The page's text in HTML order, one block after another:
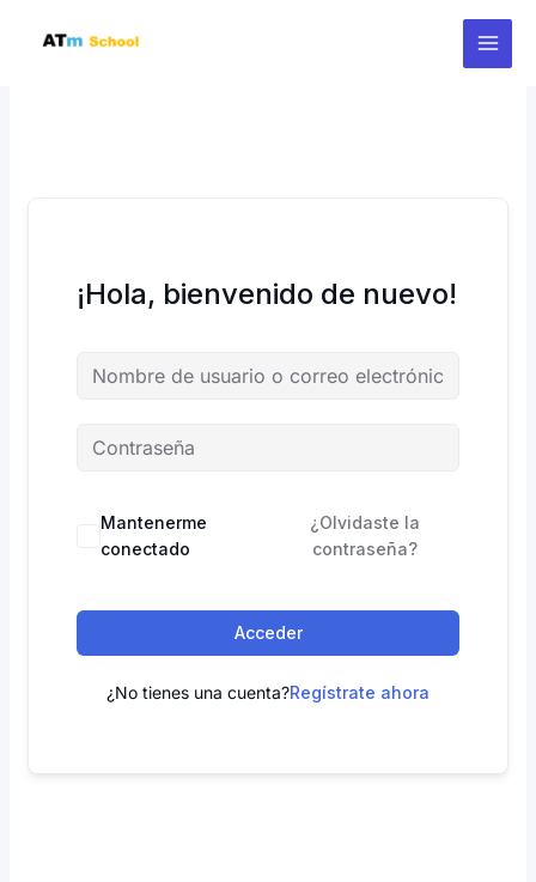
¡Hola, bienvenido de nuevo!
Mantenerme
conectado
¿Olvidaste la
contraseña?
Acceder
¿No tienes una cuenta?Regístrate ahora